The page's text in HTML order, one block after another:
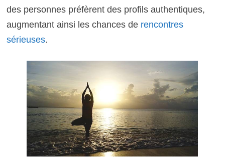
des personnes préfèrent des profils authentiques,
augmentant ainsi les chances de rencontres
sérieuses.